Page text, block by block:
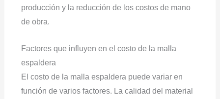
producción y la reducción de los costos de mano
de obra.
Factores que influyen en el costo de la malla
espaldera
El costo de la malla espaldera puede variar en
función de varios factores. La calidad del material